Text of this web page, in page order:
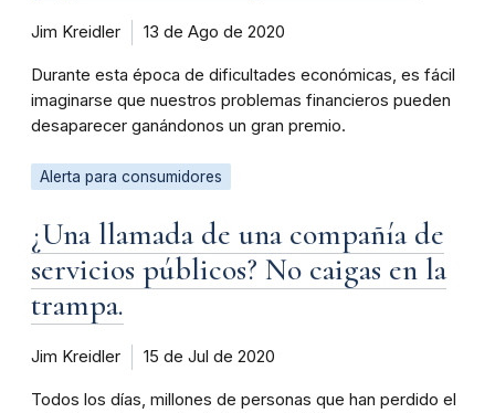
Jim Kreidler 13 de Ago de 2020
Durante esta época de dificultades económicas, es fácil
imaginarse que nuestros problemas financieros pueden
desaparecer ganándonos un gran premio.
Alerta para consumidores
¿Una llamada de una compañía de
servicios públicos? No caigas en la
trampa.
Jim Kreidler 15 de Jul de 2020
Todos los días, millones de personas que han perdido el